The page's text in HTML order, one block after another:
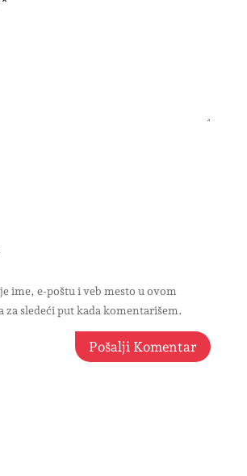
ime, e-poštu i veb mesto u ovom
za sledeći put kada komentarišem.
Pošalji Komentar